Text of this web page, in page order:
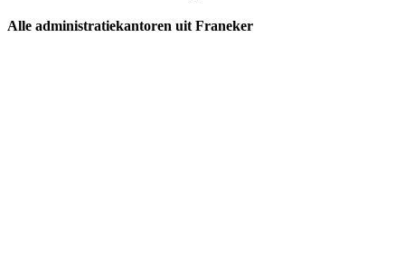
Alle administratiekantoren uit Franeker